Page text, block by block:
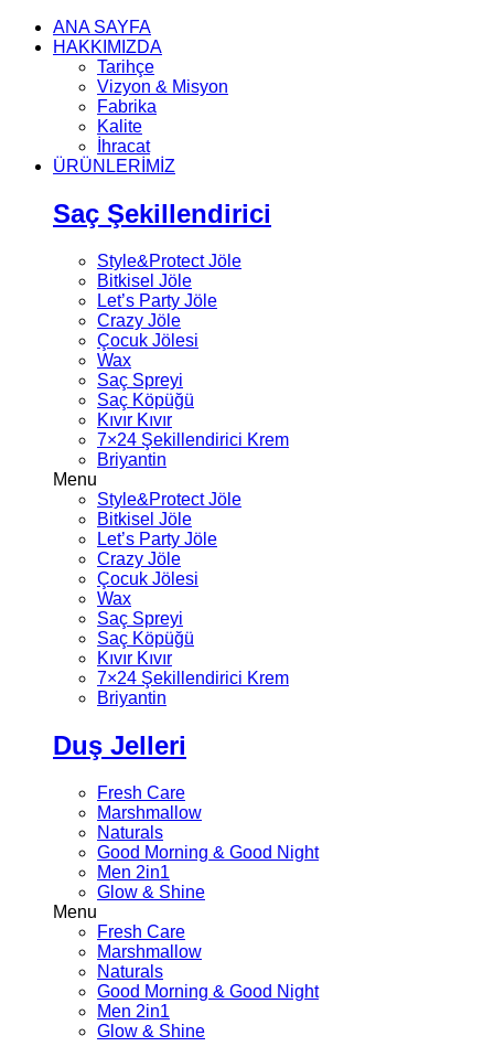
ANA SAYFA
HAKKIMIZDA
Tarihçe
Vizyon & Misyon
Fabrika
Kalite
İhracat
ÜRÜNLERİMİZ
Saç Şekillendirici
Style&Protect Jöle
Bitkisel Jöle
Let’s Party Jöle
Crazy Jöle
Çocuk Jölesi
Wax
Saç Spreyi
Saç Köpüğü
Kıvır Kıvır
7×24 Şekillendirici Krem
Briyantin
Menu
Style&Protect Jöle
Bitkisel Jöle
Let’s Party Jöle
Crazy Jöle
Çocuk Jölesi
Wax
Saç Spreyi
Saç Köpüğü
Kıvır Kıvır
7×24 Şekillendirici Krem
Briyantin
Duş Jelleri
Fresh Care
Marshmallow
Naturals
Good Morning & Good Night
Men 2in1
Glow & Shine
Menu
Fresh Care
Marshmallow
Naturals
Good Morning & Good Night
Men 2in1
Glow & Shine